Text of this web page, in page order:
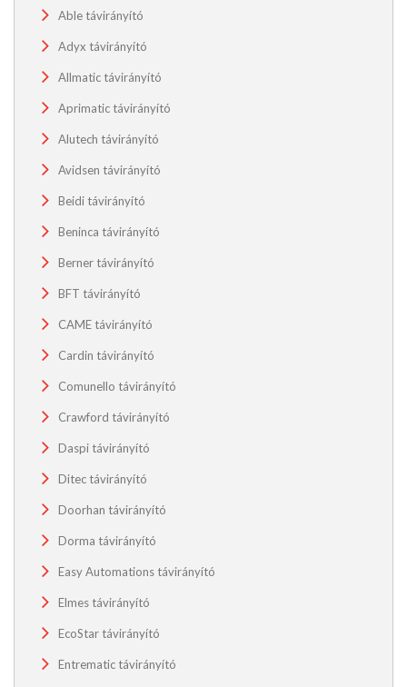
Able távirányító
Adyx távirányító
Allmatic távirányító
Aprimatic távirányító
Alutech távirányító
Avidsen távirányító
Beidi távirányító
Beninca távirányító
Berner távirányító
BFT távirányító
CAME távirányító
Cardin távirányító
Comunello távirányító
Crawford távirányító
Daspi távirányító
Ditec távirányító
Doorhan távirányító
Dorma távirányító
Easy Automations távirányító
Elmes távirányító
EcoStar távirányító
Entrematic távirányító